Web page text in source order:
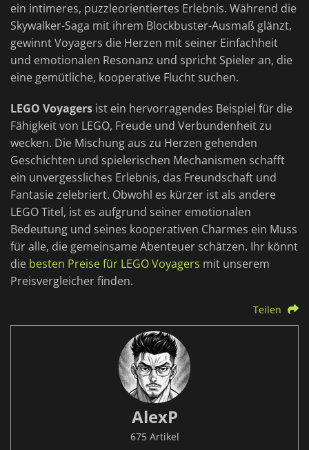
ein intimeres, puzzleorientiertes Erlebnis. Während die
Skywalker-Saga mit ihrem Blockbuster-Ausmaß glänzt,
gewinnt Voyagers die Herzen mit seiner Einfachheit
und emotionalen Resonanz und spricht Spieler an, die
eine gemütliche, kooperative Flucht suchen.
LEGO Voyagers ist ein hervorragendes Beispiel für die
Fähigkeit von LEGO, Freude und Verbundenheit zu
wecken. Die Mischung aus zu Herzen gehenden
Geschichten und spielerischen Mechanismen schafft
ein unvergessliches Erlebnis, das Freundschaft und
Fantasie zelebriert. Obwohl es kürzer ist als andere
LEGO Titel, ist es aufgrund seiner emotionalen
Bedeutung und seines kooperativen Charmes ein Muss
für alle, die gemeinsame Abenteuer schätzen. Ihr könnt
die besten Preise für LEGO Voyagers mit unserem
Preisvergleicher finden.
Teilen
AlexP
675 Artikel